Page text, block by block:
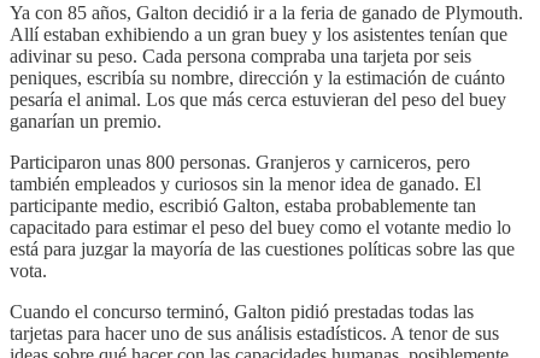
Ya con 85 años, Galton decidió ir a la feria de ganado de Plymouth.
Allí estaban exhibiendo a un gran buey y los asistentes tenían que
adivinar su peso. Cada persona compraba una tarjeta por seis
peniques, escribía su nombre, dirección y la estimación de cuánto
pesaría el animal. Los que más cerca estuvieran del peso del buey
ganarían un premio.
Participaron unas 800 personas. Granjeros y carniceros, pero
también empleados y curiosos sin la menor idea de ganado. El
participante medio, escribió Galton, estaba probablemente tan
capacitado para estimar el peso del buey como el votante medio lo
está para juzgar la mayoría de las cuestiones políticas sobre las que
vota.
Cuando el concurso terminó, Galton pidió prestadas todas las
tarjetas para hacer uno de sus análisis estadísticos. A tenor de sus